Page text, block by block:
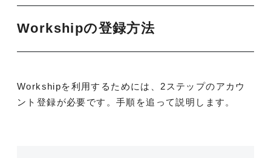
Workshipの登録方法
Workshipを利用するためには、2ステップのアカウ
ント登録が必要です。手順を追って説明します。